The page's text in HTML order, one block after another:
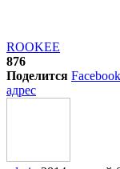
ROOKEE
876
Поделится Facebook
адрес